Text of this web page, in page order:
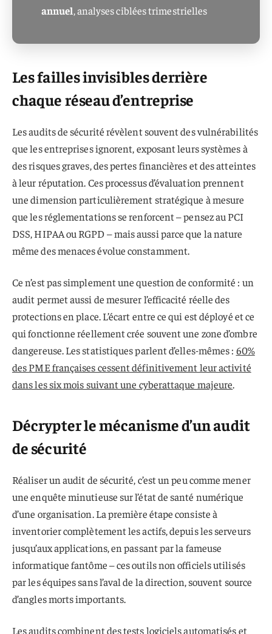
annuel, analyses ciblées trimestrielles
Les failles invisibles derrière
chaque réseau d’entreprise
Les audits de sécurité révèlent souvent des vulnérabilités
que les entreprises ignorent, exposant leurs systèmes à
des risques graves, des pertes financières et des atteintes
à leur réputation. Ces processus d’évaluation prennent
une dimension particulièrement stratégique à mesure
que les réglementations se renforcent – pensez au PCI
DSS, HIPAA ou RGPD – mais aussi parce que la nature
même des menaces évolue constamment.
Ce n’est pas simplement une question de conformité : un
audit permet aussi de mesurer l’efficacité réelle des
protections en place. L’écart entre ce qui est déployé et ce
qui fonctionne réellement crée souvent une zone d’ombre
dangereuse. Les statistiques parlent d’elles-mêmes : 60%
des PME françaises cessent définitivement leur activité
dans les six mois suivant une cyberattaque majeure.
Décrypter le mécanisme d’un audit
de sécurité
Réaliser un audit de sécurité, c’est un peu comme mener
une enquête minutieuse sur l’état de santé numérique
d’une organisation. La première étape consiste à
inventorier complètement les actifs, depuis les serveurs
jusqu’aux applications, en passant par la fameuse
informatique fantôme – ces outils non officiels utilisés
par les équipes sans l’aval de la direction, souvent source
d’angles morts importants.
Les audits combinent des tests logiciels automatisés et